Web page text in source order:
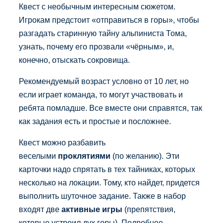
Квест с необычным интересным сюжетом.
Игрокам предстоит «отправиться в горы», чтобы
разгадать старинную тайну альпиниста Тома,
узнать, почему его прозвали «чёрным», и,
конечно, отыскать сокровища.
Рекомендуемый возраст условно от 10 лет, но
если играет команда, то могут участвовать и
ребята помладше. Все вместе они справятся, так
как задания есть и простые и посложнее.
Квест можно разбавить
веселыми проклятиями (по желанию). Эти
карточки надо спрятать в тех тайниках, которых
несколько на локации. Тому, кто найдет, придется
выполнить шуточное задание. Также в набор
входят две активные игры (препятствия,